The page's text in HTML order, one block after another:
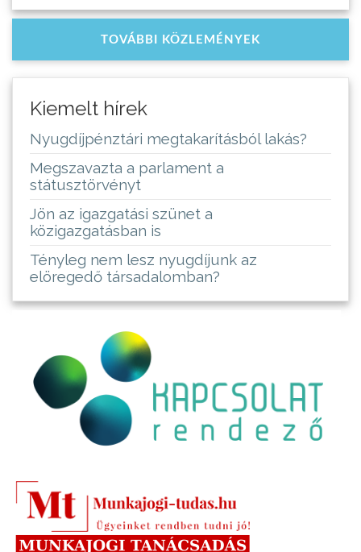
TOVÁBBI KÖZLEMÉNYEK
Kiemelt hírek
Nyugdíjpénztári megtakarításból lakás?
Megszavazta a parlament a
státusztörvényt
Jön az igazgatási szünet a
közigazgatásban is
Tényleg nem lesz nyugdíjunk az
elöregedő társadalomban?